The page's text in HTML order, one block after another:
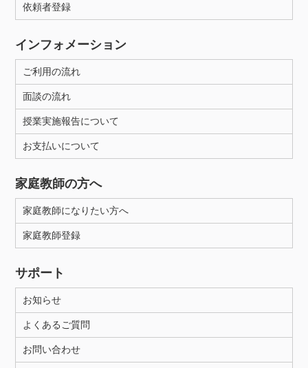
依頼者登録
インフォメーション
ご利用の流れ
面談の流れ
授業実施報告について
お支払いについて
家庭教師の方へ
家庭教師になりたい方へ
家庭教師登録
サポート
お知らせ
よくあるご質問
お問い合わせ